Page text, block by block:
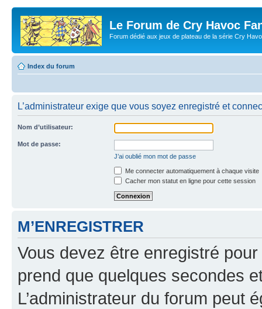
Le Forum de Cry Havoc
Forum dédié aux jeux de plateau de la série Cry
Index du forum
L’administrateur exige que vous soyez enregistré et
Nom d’utilisateur:
Mot de passe:
J’ai oublié mon mot de passe
Me connecter automatiquement à chaque visite
Cacher mon statut en ligne pour cette session
M’ENREGISTRER
Vous devez être enregistré
prend que quelques secondes
L’administrateur du forum peut